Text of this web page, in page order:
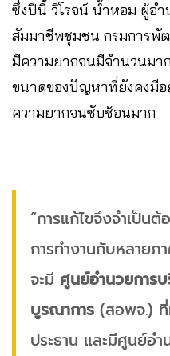
ซึ่งปีนี้ วิโรจน์ น้ำหอม ผู้อำ
สัมมาชีพชุมชน กรมการพั
มีความยากจนมีจำนวนมา
ขนาดของปัญหาที่ยังคงมีอ
ความยากจนซับซ้อนมาก
“การแก้ไขจึงจำเป็น
การทำงานกับหลายภ
จะมี ศูนย์อำนวยการ
บูรณาการ (สอพจ.) ที่
ประธาน และมีศูนย์อำ